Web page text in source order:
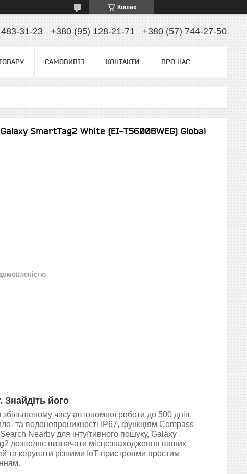
Кошик
31-23 +380 (95) 128-21-71 +380 (57) 744-27-50
САМОВИВІЗ КОНТАКТИ ПРО НАС
SmartTag2 White (EI-T5600BWEG) Global
Знайдіть його
збільшеному часу автономної роботи до 500 днів,
та водонепроникності IP67, функціям Compass
Nearby для інтуїтивного пошуку, Galaxy
дозволяє визначати місцезнаходження ваших
та керувати різними IoT-пристроями простим